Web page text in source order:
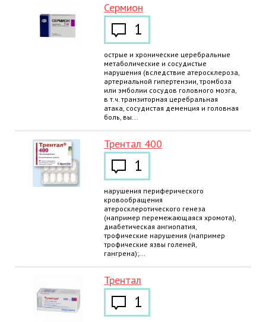
Сермион
1
острые и хронические церебральные
метаболические и сосудистые
нарушения (вследствие атеросклероза,
артериальной гипертензии, тромбоза
или эмболии сосудов головного мозга,
в т.ч. транзиторная церебральная
атака, сосудистая деменция и головная
боль, вы...
Трентал 400
1
нарушения периферического
кровообращения
атеросклеротического генеза
(например перемежающаяся хромота),
диабетическая ангиопатия,
трофические нарушения (например
трофические язвы голеней,
гангрена);...
Трентал
1